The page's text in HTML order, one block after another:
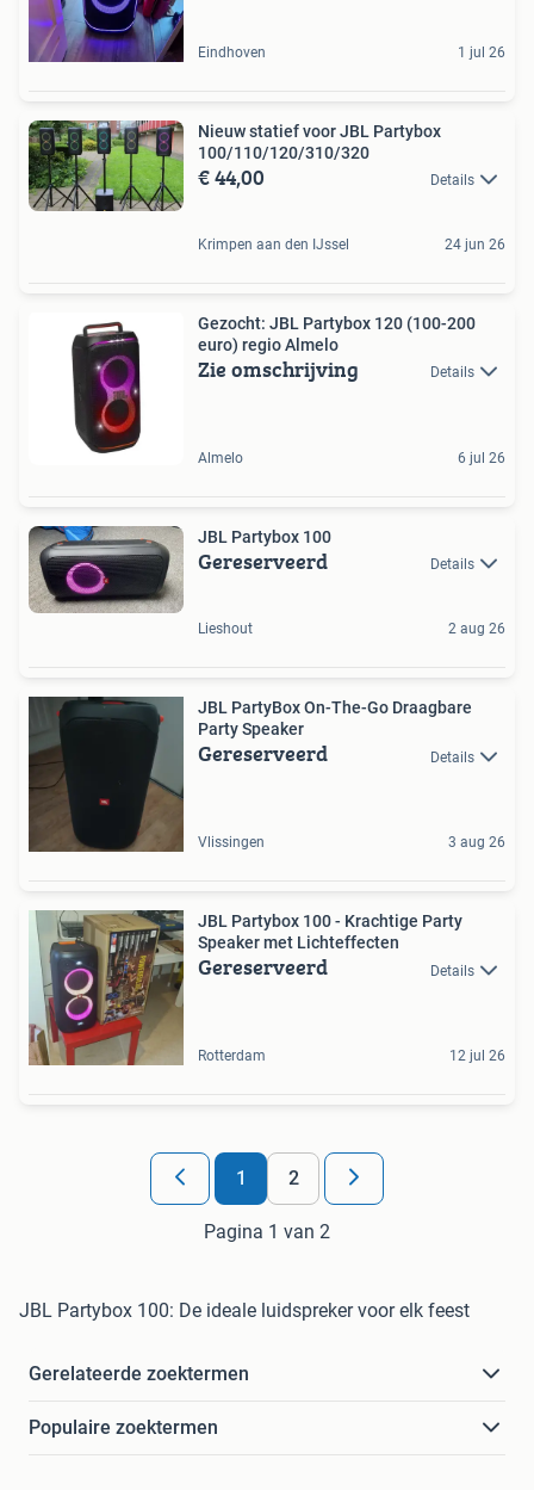
Eindhoven 1 jul 26
Nieuw statief voor JBL Partybox
100/110/120/310/320
€ 44,00 Details
Krimpen aan den IJssel 24 jun 26
Gezocht: JBL Partybox 120 (100-200
euro) regio Almelo
Zie omschrijving Details
Almelo 6 jul 26
JBL Partybox 100
Gereserveerd Details
Lieshout 2 aug 26
JBL PartyBox On-The-Go Draagbare
Party Speaker
Gereserveerd Details
Vlissingen 3 aug 26
JBL Partybox 100 - Krachtige Party
Speaker met Lichteffecten
Gereserveerd Details
Rotterdam 12 jul 26
1 2
Pagina 1 van 2
JBL Partybox 100: De ideale luidspreker voor elk feest
Gerelateerde zoektermen
Populaire zoektermen